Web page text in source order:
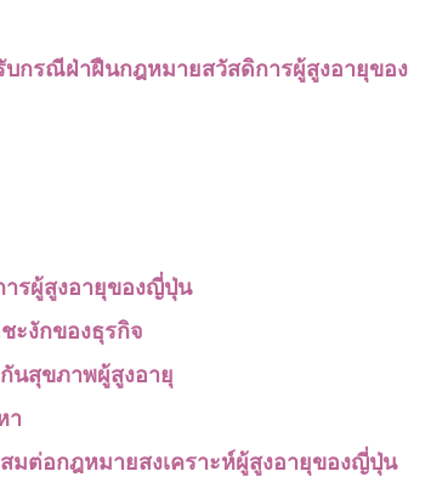
บกรณีฝ่าฝืนกฎหมายสวัสดิการผู้สูงอายุของ
รผู้สูงอายุของญี่ปุ่น
ะงักของธุรกิจ
นสุขภาพผู้สูงอายุ
า
มต่อกฎหมายสงเคราะห์ผู้สูงอายุของญี่ปุ่น